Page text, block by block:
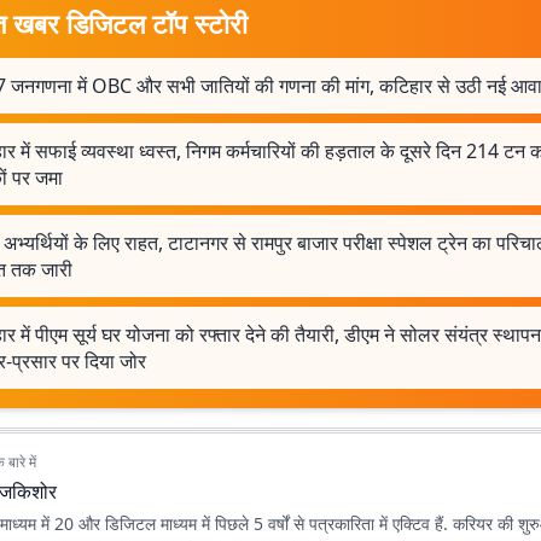
खबर डिजिटल टॉप स्टोरी
जनगणना में OBC और सभी जातियों की गणना की मांग, कटिहार से उठी नई
में सफाई व्यवस्था ध्वस्त, निगम कर्मचारियों की हड़ताल के दूसरे दिन 214 टन
पर जमा
के लिए राहत, टाटानगर से रामपुर बाजार परीक्षा स्पेशल ट्रेन का
तक जारी
में पीएम सूर्य घर योजना को रफ्तार देने की तैयारी, डीएम ने सोलर संयंत्र
प्रसार पर दिया जोर
में
माध्यम में 20 और डिजिटल माध्यम में पिछले 5 वर्षों से पत्रकारिता में एक्टिव हैं. करियर की